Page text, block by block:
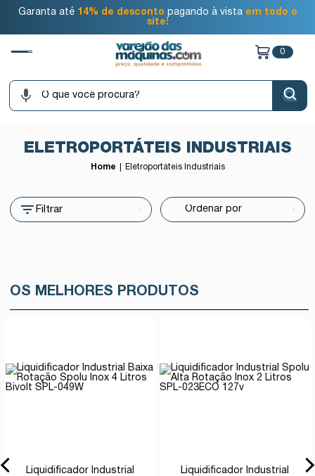
Garanta até 14% de desconto pagando à vista em todo o
site!
0
ELETROPORTÁTEIS INDUSTRIAIS
Home Eletroportáteis Industriais
Filtrar
OS MELHORES PRODUTOS
Liquidificador Industrial
Liquidificador Industrial